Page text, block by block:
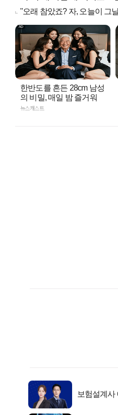
"오래 참았죠? 자, 오늘이 그
한반도를 흔든 28cm 남성
의 비밀, 매일 밤 즐거워
뉴스캐스트
보험설계사